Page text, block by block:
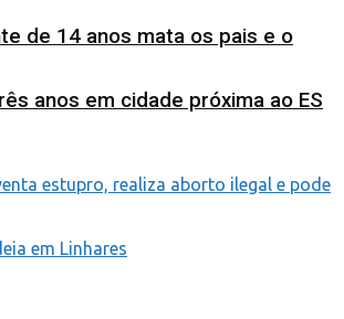
de 14 anos mata os pais e o
anos em cidade próxima ao ES